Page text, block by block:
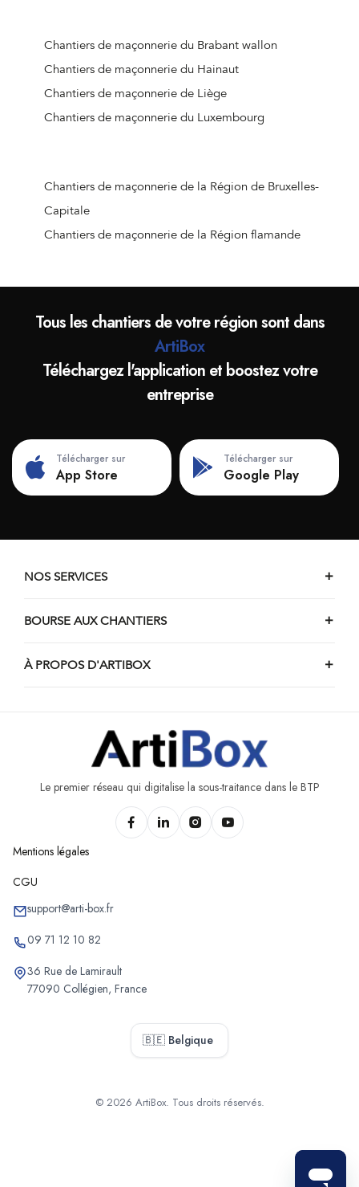
Chantiers de maçonnerie de Barvaux
Chantiers de maçonnerie de Viroinval
Chantiers de maçonnerie de Naninne
Chantiers de maçonnerie de Doische
Chantiers de maçonnerie d'Hastière
Chantiers de maçonnerie d'Anhée
Chantiers de maçonnerie de Namur (Jambes)
Chantiers de maçonnerie de Vresse-sur-Semois
Chantiers de maçonnerie de Profondeville
Chantiers de maçonnerie de Yvoir
Chantiers de maçonnerie de Ciergnon
Chantiers de maçonnerie de Sombreffe
Chantiers de maçonnerie de Viroinval
Chantiers de maçonnerie de Beauraing
Chantiers de maçonnerie de Couvin
Chantiers de maçonnerie du Brabant wallon
Chantiers de maçonnerie du Hainaut
Chantiers de maçonnerie de Liège
Chantiers de maçonnerie du Luxembourg
Chantiers de maçonnerie de la Région de Bruxelles-
Capitale
Chantiers de maçonnerie de la Région flamande
Tous les chantiers de votre région sont dans
ArtiBox
Téléchargez l'application et boostez votre
entreprise
Télécharger sur
App Store
Télécharger sur
Google Play
NOS SERVICES
BOURSE AUX CHANTIERS
À PROPOS D'ARTIBOX
Le premier réseau qui digitalise la sous-traitance dans le BTP
Mentions légales
CGU
support@arti-box.fr
09 71 12 10 82
36 Rue de Lamirault
77090 Collégien, France
🇧🇪 Belgique
© 2026 ArtiBox. Tous droits réservés.